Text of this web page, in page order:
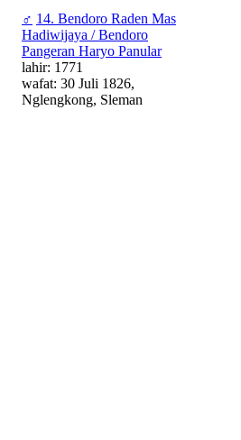
♂ 14. Bendoro Raden Mas
Hadiwijaya / Bendoro
Pangeran Haryo Panular
lahir: 1771
wafat: 30 Juli 1826,
Nglengkong, Sleman